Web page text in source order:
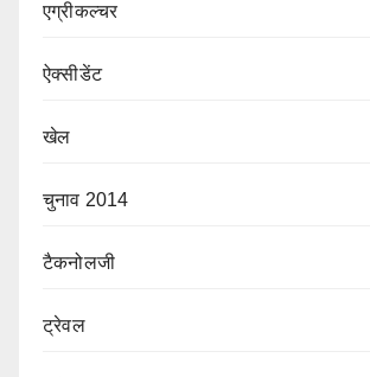
एग्रीकल्चर
ऐक्सीडेंट
खेल
चुनाव 2014
टैकनोलजी
ट्रेवल